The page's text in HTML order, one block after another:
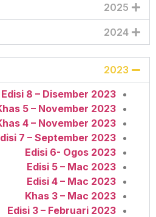
2025
2024
2023
Edisi 8 – Disember 2023
Khas 5 – November 2023
Khas 4 – November 2023
Edisi 7 – September 2023
Edisi 6- Ogos 2023
Edisi 5 – Mac 2023
Edisi 4 – Mac 2023
Khas 3 – Mac 2023
Edisi 3 – Februari 2023